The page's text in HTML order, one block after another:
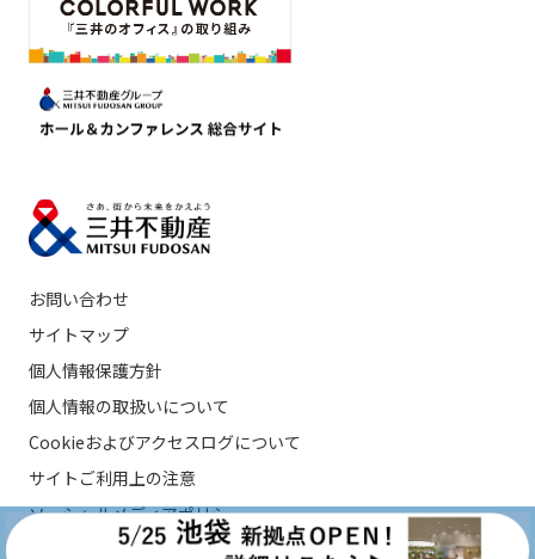
お問い合わせ
サイトマップ
個人情報保護方針
個人情報の取扱いについて
Cookieおよびアクセスログについて
サイトご利用上の注意
ソーシャルメディアポリシー
カスタマーハラスメントに対する基本方針